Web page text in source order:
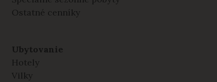
Ostatné cenníky
Ubytovanie
Hotely
Vilky